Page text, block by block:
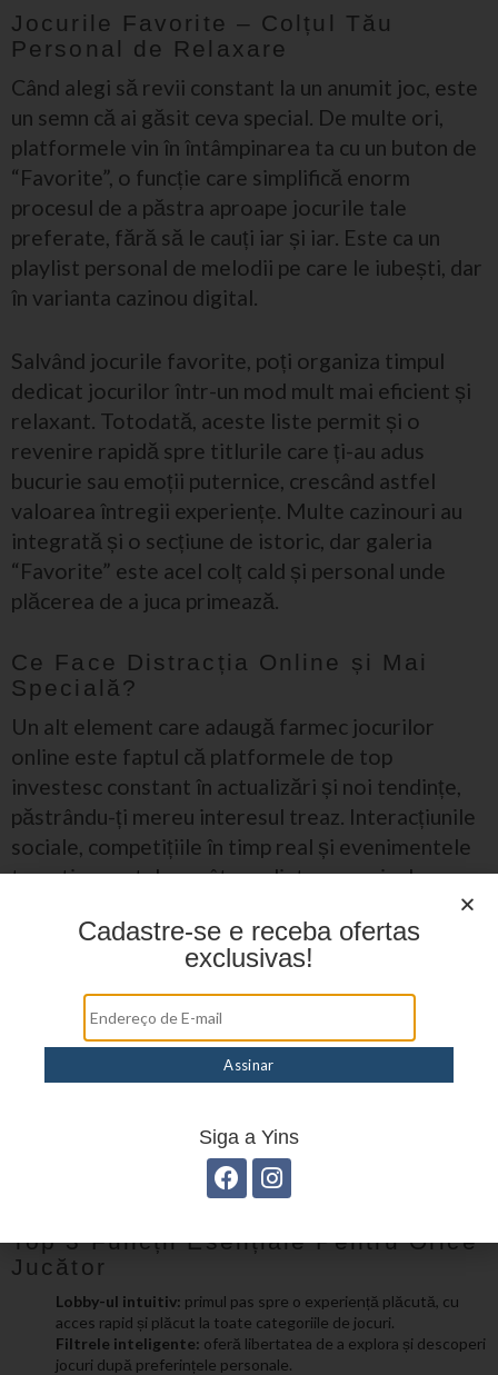
Jocurile Favorite – Colțul Tău
Personal de Relaxare
Când alegi să revii constant la un anumit joc, este
un semn că ai găsit ceva special. De multe ori,
platformele vin în întâmpinarea ta cu un buton de
“Favorite”, o funcție care simplifică enorm
procesul de a păstra aproape jocurile tale
preferate, fără să le cauți iar și iar. Este ca un
playlist personal de melodii pe care le iubești, dar
în varianta cazinou digital.
Salvând jocurile favorite, poți organiza timpul
dedicat jocurilor într-un mod mult mai eficient și
relaxant. Totodată, aceste liste permit și o
revenire rapidă spre titlurile care ți-au adus
bucurie sau emoții puternice, crescând astfel
valoarea întregii experiențe. Multe cazinouri au
integrată și o secțiune de istoric, dar galeria
“Favorite” este acel colț cald și personal unde
plăcerea de a juca primează.
Ce Face Distracția Online și Mai
Specială?
Un alt element care adaugă farmec jocurilor
online este faptul că platformele de top
investesc constant în actualizări și noi tendințe,
păstrându-ți mereu interesul treaz. Interacțiunile
sociale, competițiile în timp real și evenimentele
tematice sunt doar câteva dintre surprizele care
pot să apară, transformând fiecare sesiune de joc
într-un moment unic de relaxare și conexiune.
În plus, pentru cei pasionați de informare, există
surse de actualitate precum
unde se pot găsi date despre evoluția
diverselor aspecte sociale, inclusiv impactul
îmbogățind astfel perspectiva globală în timp ce
Top 3 Funcții Esențiale Pentru Orice
Jucător
Lobby-ul intuitiv: primul pas spre o experiență plăcută, cu
acces rapid și plăcut la toate categoriile de jocuri.
Filtrele inteligente: oferă libertatea de a explora și descoperi
jocuri după preferințele personale.
Cadastre-se e receba ofertas
exclusivas!
Siga a Yins